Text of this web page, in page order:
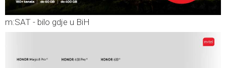
m:SAT - bilo gdje u BiH